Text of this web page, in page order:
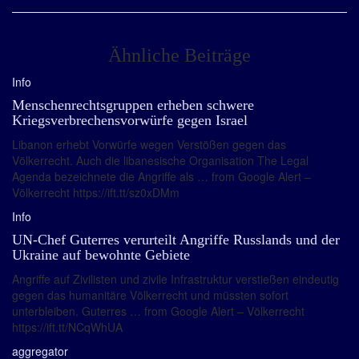
Ähnliche Beiträge
Info
Menschenrechtsgruppen erheben schwere
Kriegsverbrechensvorwürfe gegen Israel
Libanon erhebt Vorwürfe wegen Verstößen gegen das
Völkerrecht. Auch die libanesische Organisation The Legal
Agenda bezeichnete die Angriffe als … from Google Alert –
Völkerrecht https://ift.tt/sz0xDMm
Info
UN-Chef Guterres verurteilt Angriffe Russlands und der
Ukraine auf bewohnte Gebiete
Angriffe auf Zivilisten und zivile Infrastruktur verstießen eindeutig
gegen das humanitäre Völkerrecht und müssten sofort
unterbleiben. Guterres … from Google Alert – Völkerrecht
https://ift.tt/NCqWhUA
aggregator